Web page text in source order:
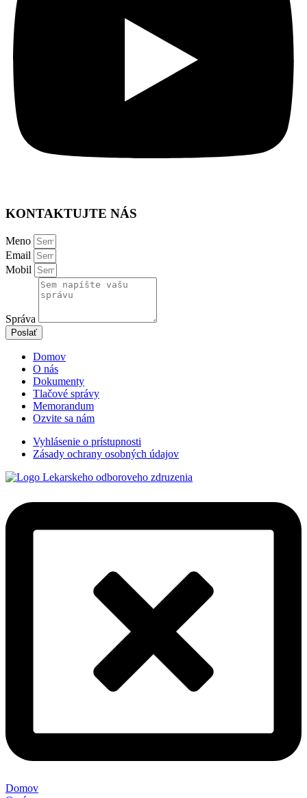
KONTAKTUJTE NÁS
Meno
Email
Mobil
Správa
Poslať
Domov
O nás
Dokumenty
Tlačové správy
Memorandum
Ozvite sa nám
Vyhlásenie o prístupnosti
Zásady ochrany osobných údajov
Domov